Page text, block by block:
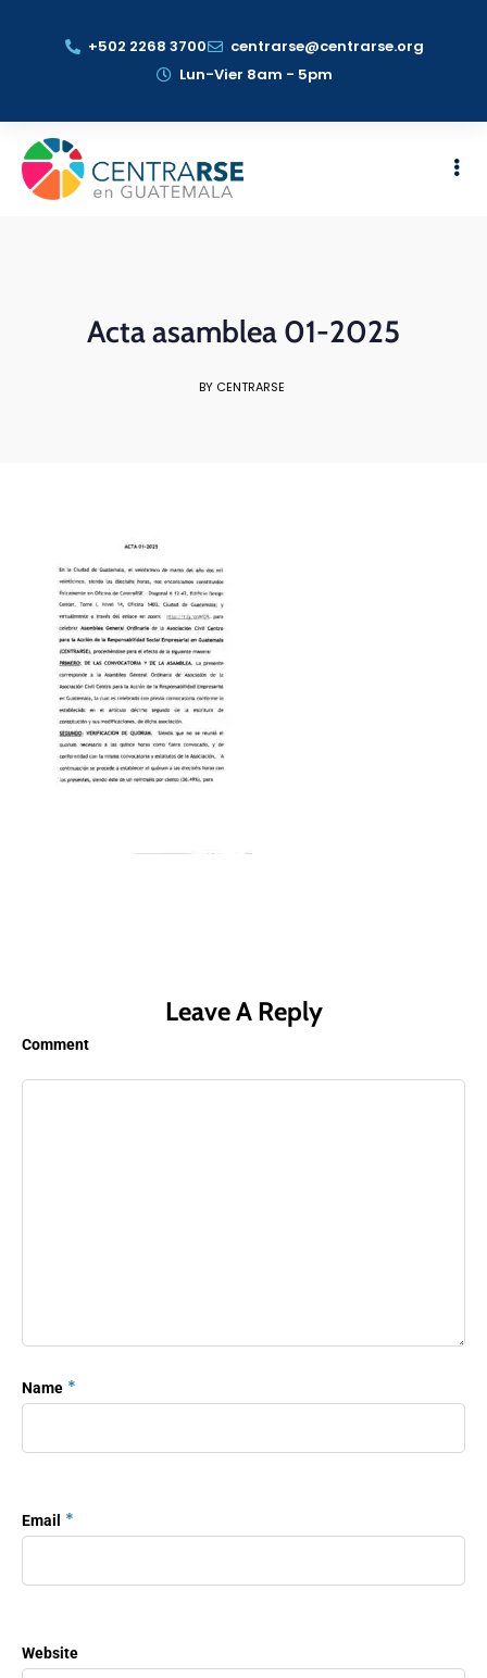
+502 2268 3700
centrarse@centrarse.org
Lun-Vier 8am - 5pm
Acta asamblea 01-2025
BY CENTRARSE
Leave A Reply
Comment
Name *
Email *
Website